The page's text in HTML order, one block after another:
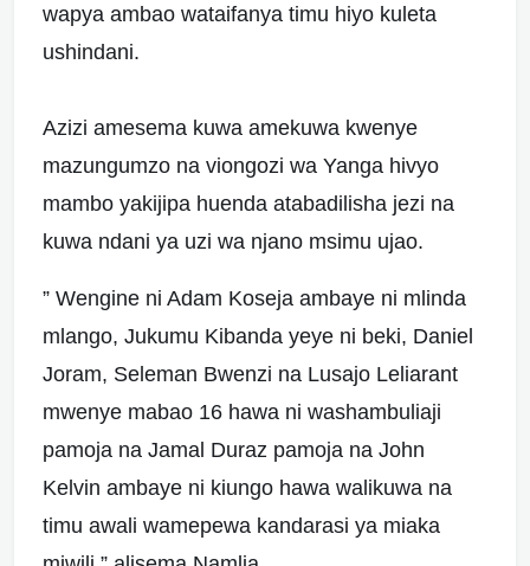
wapya ambao wataifanya timu hiyo kuleta
ushindani.
Azizi amesema kuwa amekuwa kwenye
mazungumzo na viongozi wa Yanga hivyo
mambo yakijipa huenda atabadilisha jezi na
kuwa ndani ya uzi wa njano msimu ujao.
” Wengine ni Adam Koseja ambaye ni mlinda
mlango, Jukumu Kibanda yeye ni beki, Daniel
Joram, Seleman Bwenzi na Lusajo Leliarant
mwenye mabao 16 hawa ni washambuliaji
pamoja na Jamal Duraz pamoja na John
Kelvin ambaye ni kiungo hawa walikuwa na
timu awali wamepewa kandarasi ya miaka